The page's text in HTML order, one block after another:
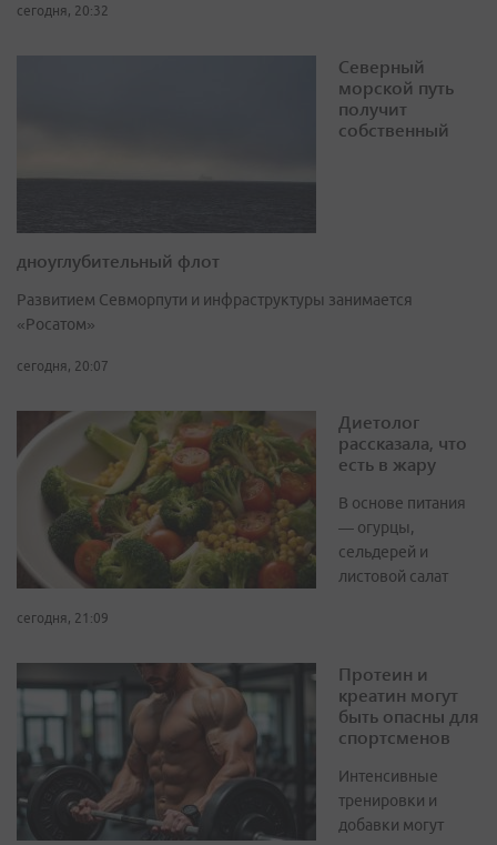
сегодня, 20:32
Северный
морской путь
получит
собственный
дноуглубительный флот
Развитием Севморпути и инфраструктуры занимается
«Росатом»
сегодня, 20:07
Диетолог
рассказала, что
есть в жару
В основе питания
— огурцы,
сельдерей и
листовой салат
сегодня, 21:09
Протеин и
креатин могут
быть опасны для
спортсменов
Интенсивные
тренировки и
добавки могут